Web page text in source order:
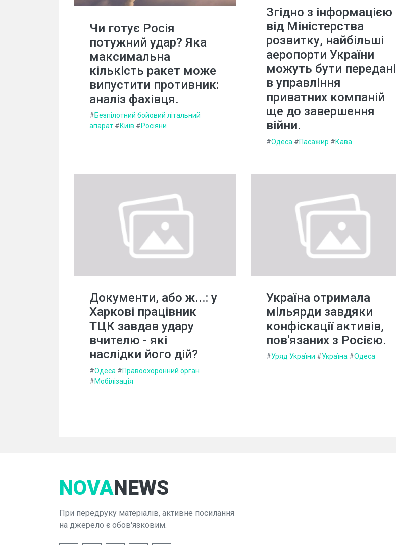
Чи готує Росія
потужний удар? Яка
максимальна
кількість ракет може
випустити противник:
аналіз фахівця.
#Безпілотний бойовий літальний
апарат #Київ #Росіяни
Згідно з інформацією
від Міністерства
розвитку, найбільші
аеропорти України
можуть бути передані
в управління
приватних компаній
ще до завершення
війни.
#Одеса #Пасажир #Кава
Документи, або ж...: у
Харкові працівник
ТЦК завдав удару
вчителю - які
наслідки його дій?
#Одеса #Правоохоронний орган
#Мобілізація
Україна отримала
мільярди завдяки
конфіскації активів,
пов'язаних з Росією.
#Уряд України #Україна #Одеса
NOVANEWS
При передруку матеріалів, активне посилання
на джерело є обов'язковим.